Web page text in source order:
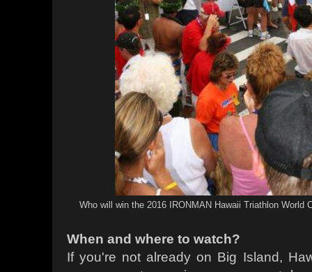
Who will win the 2016 IRONMAN Hawaii Triathlon World
When and where to watch?
If you're not already on Big Island,